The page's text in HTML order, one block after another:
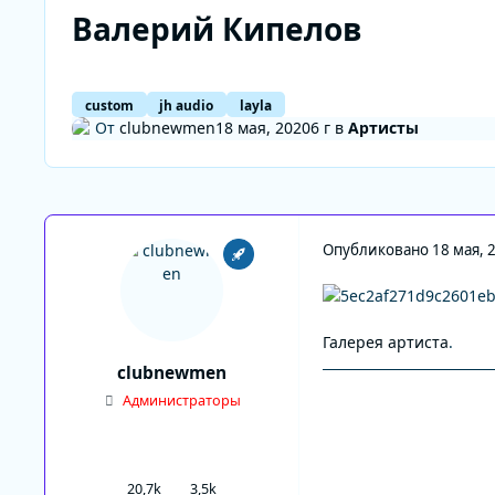
Валерий Кипелов
custom jh audio layla
От clubnewmen18 мая, 20206 гв Артисты
clubnewmen
Администраторы
20,7k 3,5k
Опубликовано 18 мая,
Галерея артиста.